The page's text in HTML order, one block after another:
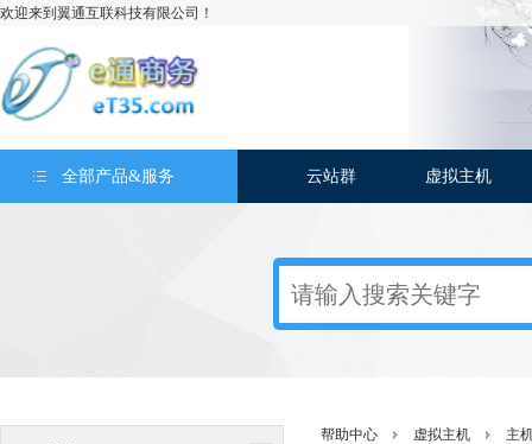
欢迎来到翼通互联科技有限公司！
全部产品&服务 云站群 虚拟主机
帮助中心 虚拟主机 主